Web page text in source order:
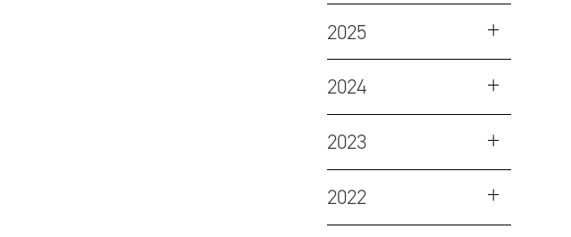
2025
2024
2023
2022